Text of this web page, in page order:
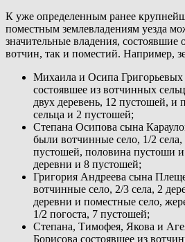
К уже определенным ранее
поместным землевладениям уезда
значительные владения, состоявшие
вотчин, так и поместий. Например,
Михаила и Осипа Григорьевых
состоявшее из вотчинных
двух деревень, 12 пустошей, и
сельца и 2 пустошей;
Степана Осипова сына
были вотчинные село, 1/2 села,
пустошей, половина пустоши
деревни и 8 пустошей;
Григория Андреева сына
вотчинные село, 2/3 села, 2
деревни и поместные село,
1/2 погоста, 7 пустошей;
Степана, Тимофея, Якова и
Борисова состоявшее из